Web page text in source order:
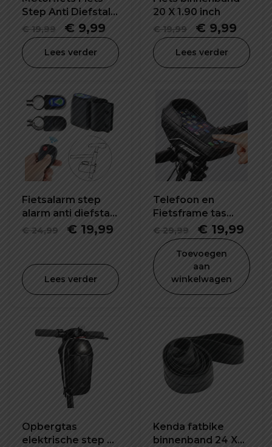
Step Anti Diefstal
Schijfrem Slot
€19,99
Oorspronkelijke
prijs
was:
€ 9,99 Huidige
prijs
is:
Lees verder
20 X 1.90 inch
€19,99
prijs
was:
€ 9,99
prijs
is:
Lees verder
Fietsalarm step
alarm anti diefstal
draadloos alarm
€24,99
Oorspronkelijke
was:
€ 24,99.
€ 19,99 Huidige
is:
€ 19,99.
Lees verder
Telefoon en
Fietsframe tas
waterdicht en
schokbestendig
€29,99
was:
€ 29,99.
€ 19,99
prijs
is:
€
Toevoegen
aan
winkelwagen
Opbergtas
elektrische step 5L
Kenda fatbike
binnenband 24 X